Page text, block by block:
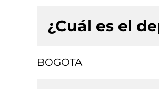
¿Cuál es el
BOGOTA